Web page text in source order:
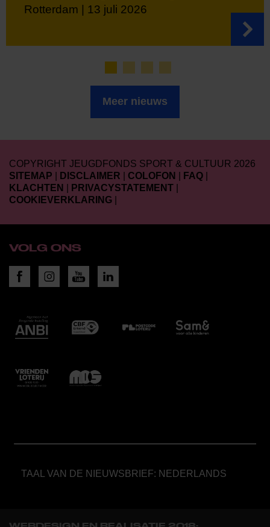
Rotterdam | 13 juli 2026
Meer nieuws
COPYRIGHT JEUGDFONDS SPORT & CULTUUR 2026
SITEMAP
DISCLAIMER COLOFON FAQ
KLACHTEN
PRIVACYSTATEMENT
COOKIEVERKLARING
VOLG ONS
TAAL VAN DE NIEUWSBRIEF: NEDERLANDS